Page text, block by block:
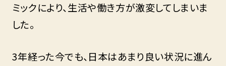
ミックにより、生活や働き方が激変してしまいま
した。
3年経った今でも、日本はあまり良い状況に進ん